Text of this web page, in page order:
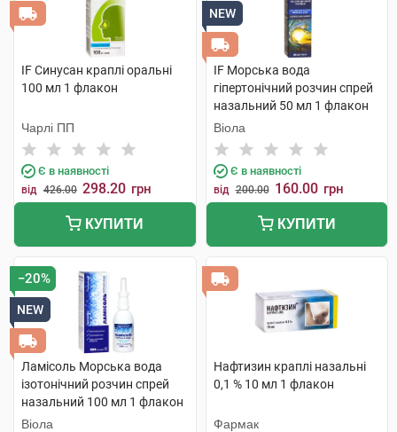
IF Синусан краплі оральні
100 мл 1 флакон
Чарлі ПП
Є в наявності
від 426.00 298.20 грн
КУПИТИ
NEW
IF Морська вода
гіпертонічний розчин спрей
назальний 50 мл 1 флакон
Віола
Є в наявності
від 200.00 160.00 грн
КУПИТИ
−20%
NEW
Ламісоль Морська вода
ізотонічний розчин спрей
назальний 100 мл 1 флакон
Віола
Нафтизин краплі назальні
0,1 % 10 мл 1 флакон
Фармак